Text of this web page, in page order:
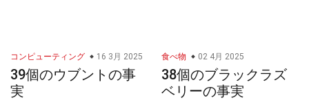
コンピューティング 16 3月 2025
39個のウブントの事
実
食べ物 02 4月 2025
38個のブラックラズ
ベリーの事実